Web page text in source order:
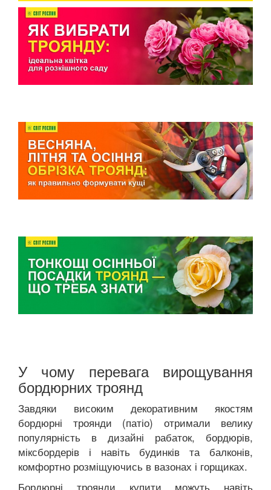
У чому перевага вирощування
бордюрних троянд
Завдяки високим декоративним якостям
бордюрні троянди (патіо) отримали велику
популярність в дизайні рабаток, бордюрів,
міксбордерів і навіть будинків та балконів,
комфортно розміщуючись в вазонах і горщиках.
Бордюрні троянди купити можуть навіть